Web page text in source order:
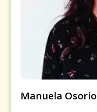
Manuela Osorio